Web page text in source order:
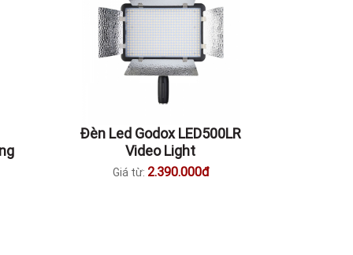
Đèn Led Godox LED500LR
Video Light
Giá từ: 2.390.000đ